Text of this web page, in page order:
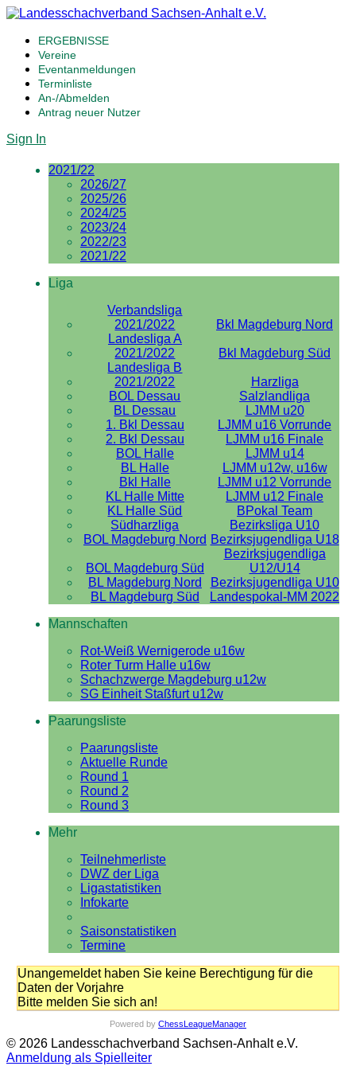
ERGEBNISSE
Vereine
Eventanmeldungen
Terminliste
An-/Abmelden
Antrag neuer Nutzer
Sign In
2021/22
2026/27
2025/26
2024/25
2023/24
2022/23
2021/22
Liga
Verbandsliga
2021/2022
Bkl Magdeburg Nord
Landesliga A
2021/2022
Bkl Magdeburg Süd
Landesliga B
2021/2022
Harzliga
BOL Dessau
Salzlandliga
BL Dessau
LJMM u20
1. Bkl Dessau
LJMM u16 Vorrunde
2. Bkl Dessau
LJMM u16 Finale
BOL Halle
LJMM u14
BL Halle
LJMM u12w, u16w
Bkl Halle
LJMM u12 Vorrunde
KL Halle Mitte
LJMM u12 Finale
KL Halle Süd
BPokal Team
Südharzliga
Bezirksliga U10
BOL Magdeburg Nord Bezirksjugendliga U18
BOL Magdeburg Süd
Bezirksjugendliga
U12/U14
BL Magdeburg Nord
Bezirksjugendliga U10
BL Magdeburg Süd
Landespokal-MM 2022
Mannschaften
Rot-Weiß Wernigerode u16w
Roter Turm Halle u16w
Schachzwerge Magdeburg u12w
SG Einheit Staßfurt u12w
Paarungsliste
Paarungsliste
Aktuelle Runde
Round 1
Round 2
Round 3
Mehr
Teilnehmerliste
DWZ der Liga
Ligastatistiken
Infokarte
Saisonstatistiken
Termine
Unangemeldet haben Sie keine Berechtigung für die
Daten der Vorjahre
Bitte melden Sie sich an!
Powered by ChessLeagueManager
© 2026 Landesschachverband Sachsen-Anhalt e.V.
Anmeldung als Spielleiter